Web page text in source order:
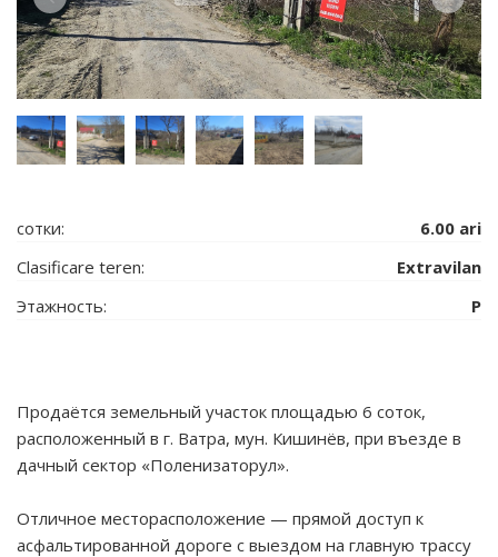
сотки:
6.00 ari
Clasificare teren:
Extravilan
Этажность:
P
Продаётся земельный участок площадью 6 соток,
расположенный в г. Ватра, мун. Кишинёв, при въезде в
дачный сектор «Поленизаторул».
Отличное месторасположение — прямой доступ к
асфальтированной дороге с выездом на главную трассу